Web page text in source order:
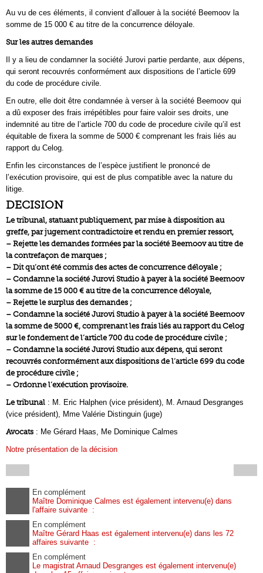
Au vu de ces éléments, il convient d’allouer à la société Beemoov la
somme de 15 000 € au titre de la concurrence déloyale.
Sur les autres demandes
Il y a lieu de condamner la société Jurovi partie perdante, aux dépens,
qui seront recouvrés conformément aux dispositions de l’article 699
du code de procédure civile.
En outre, elle doit être condamnée à verser à la société Beemoov qui
a dû exposer des frais irrépétibles pour faire valoir ses droits, une
indemnité au titre de l’article 700 du code de procedure civile qu’il est
équitable de fixera la somme de 5000 € comprenant les frais liés au
rapport du Celog.
Enfin les circonstances de l’espèce justifient le prononcé de
l’exécution provisoire, qui est de plus compatible avec la nature du
litige.
DECISION
Le tribunal, statuant publiquement, par mise à disposition au
greffe, par jugement contradictoire et rendu en premier ressort,
– Rejette les demandes formées par la société Beemoov au titre de
la contrefaçon de marques ;
– Dit qu’ont été commis des actes de concurrence déloyale ;
– Condamne la société Jurovi Studio à payer à la société Beemoov
la somme de 15 000 € au titre de la concurrence déloyale,
– Rejette le surplus des demandes ;
– Condamne la société Jurovi Studio à payer à la société Beemoov
la somme de 5000 €, comprenant les frais liés au rapport du Celog
sur le fondement de l’article 700 du code de procédure civile ;
– Condamne la société Jurovi Studio aux dépens, qui seront
recouvrés conformément aux dispositions de l’article 699 du code
de procédure civile ;
– Ordonne l’exécution provisoire.
Le tribunal : M. Eric Halphen (vice président), M. Arnaud Desgranges
(vice président), Mme Valérie Distinguin (juge)
Avocats : Me Gérard Haas, Me Dominique Calmes
Notre présentation de la décision
En complément
Maître Dominique Calmes est également intervenu(e) dans
l'affaire suivante :
En complément
Maître Gérard Haas est également intervenu(e) dans les 72
affaires suivante :
En complément
Le magistrat Arnaud Desgranges est également intervenu(e)